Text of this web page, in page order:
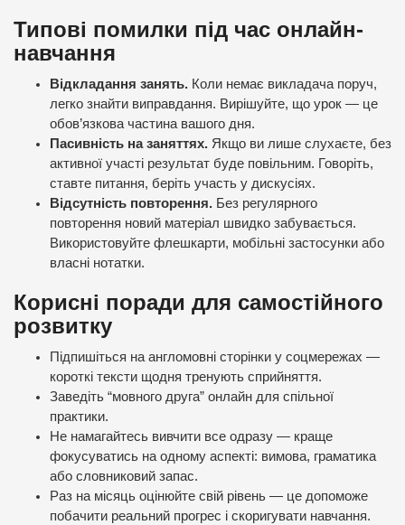
Типові помилки під час онлайн-
навчання
Відкладання занять. Коли немає викладача поруч,
легко знайти виправдання. Вирішуйте, що урок — це
обов’язкова частина вашого дня.
Пасивність на заняттях. Якщо ви лише слухаєте, без
активної участі результат буде повільним. Говоріть,
ставте питання, беріть участь у дискусіях.
Відсутність повторення. Без регулярного
повторення новий матеріал швидко забувається.
Використовуйте флешкарти, мобільні застосунки або
власні нотатки.
Корисні поради для самостійного
розвитку
Підпишіться на англомовні сторінки у соцмережах —
короткі тексти щодня тренують сприйняття.
Заведіть “мовного друга” онлайн для спільної
практики.
Не намагайтесь вивчити все одразу — краще
фокусуватись на одному аспекті: вимова, граматика
або словниковий запас.
Раз на місяць оцінюйте свій рівень — це допоможе
побачити реальний прогрес і скоригувати навчання.